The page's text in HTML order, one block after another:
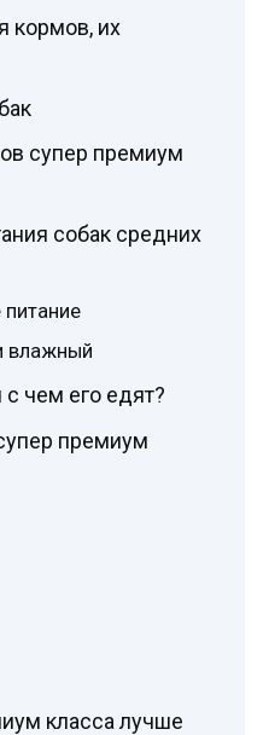
кормов, их
супер премиум
собак средних
питание
влажный
с чем его едят?
премиум
класса лучше